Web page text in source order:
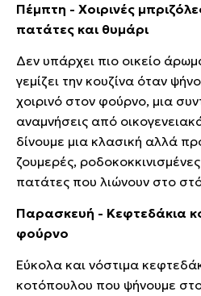
Πέμπτη - Χοιρινές
πατάτες και θυμάρι
Δεν υπάρχει πιο οικείο
γεμίζει την κουζίνα όταν
χοιρινό στον φούρνο, μια
αναμνήσεις από
δίνουμε μια κλασική αλλά
ζουμερές,
πατάτες που λιώνουν στο
Παρασκευή - Κεφτεδάκια
φούρνο
Εύκολα και νόστιμα
κοτόπουλου που ψήνουμε